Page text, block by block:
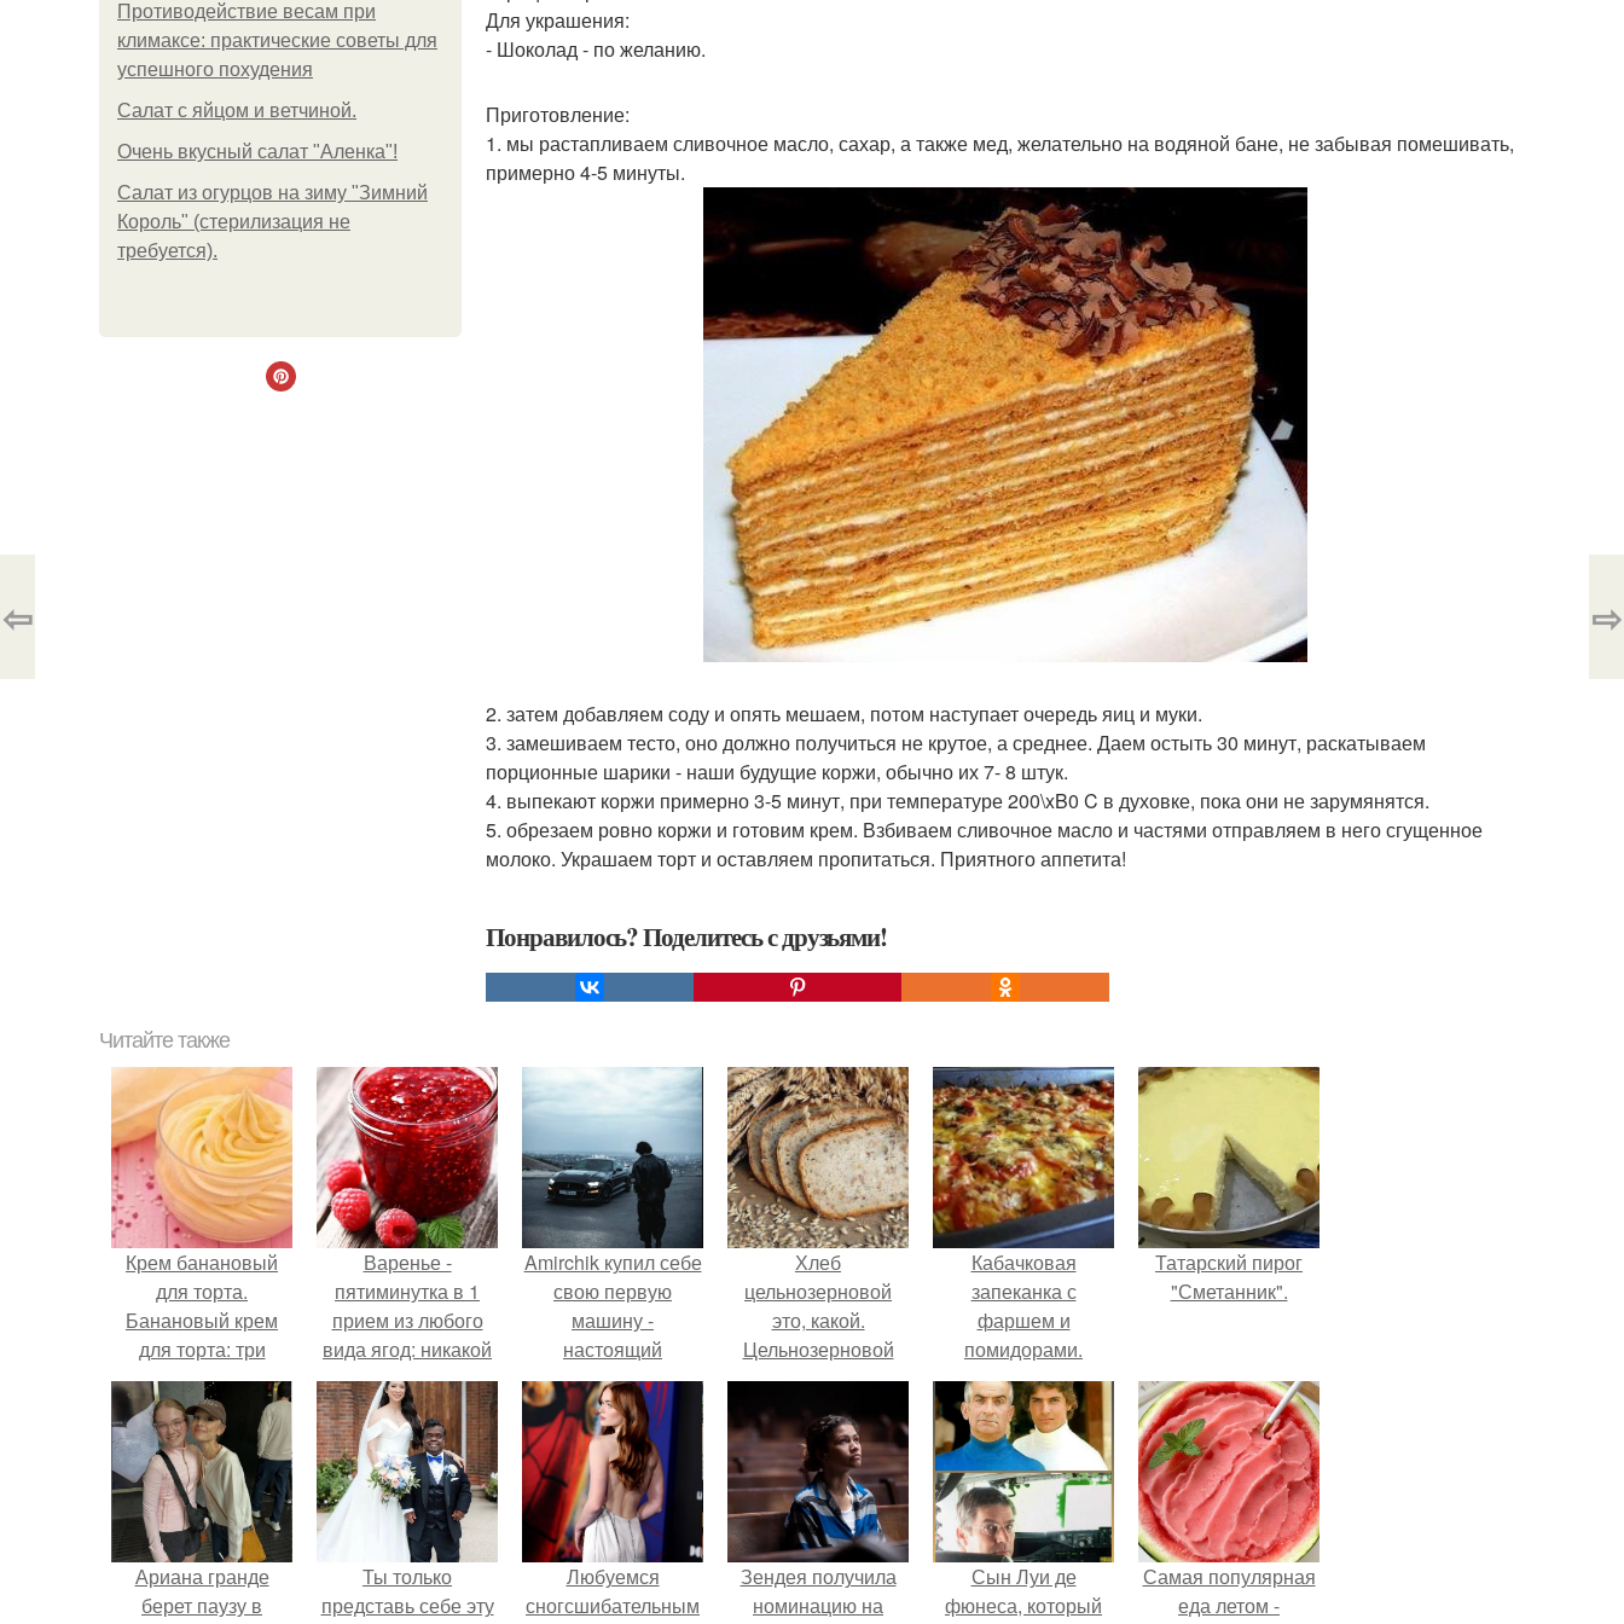
Противодействие весам при
климаксе: практические советы для
успешного похудения
Салат с яйцом и ветчиной.
Очень вкусный салат "Аленка"!
Салат из огурцов на зиму "Зимний
Король" (стерилизация не
требуется).
Для украшения:
- Шоколад - по желанию.
Приготовление:
1. мы растапливаем сливочное масло, сахар, а также мед, желательно на водяной бане, не забывая помешивать,
примерно 4-5 минуты.
2. затем добавляем соду и опять мешаем, потом наступает очередь яиц и муки.
3. замешиваем тесто, оно должно получиться не крутое, а среднее. Даем остыть 30 минут, раскатываем
порционные шарики - наши будущие коржи, обычно их 7- 8 штук.
4. выпекают коржи примерно 3-5 минут, при температуре 200\xB0 C в духовке, пока они не зарумянятся.
5. обрезаем ровно коржи и готовим крем. Взбиваем сливочное масло и частями отправляем в него сгущенное
молоко. Украшаем торт и оставляем пропитаться. Приятного аппетита!
Понравилось? Поделитесь с друзьями!
⇦ ⇨
Читайте также
Крем банановый
для торта.
Банановый крем
для торта: три
рецепта как
приготовить.
Варенье -
пятиминутка в 1
прием из любого
вида ягод: никакой
длительной варки,
все витамины на
месте!
Amirchik купил себе
свою первую
машину -
настоящий
автомобиль мечты
для многих
автолюбителей.
Хлеб
цельнозерновой
это, какой.
Цельнозерновой
хлеб. Настоящий
цельнозерновой
хлеб очень для
здоровья полезен.
Кабачковая
запеканка с
фаршем и
помидорами.
Татарский пирог
"Сметанник".
Ариана гранде
берет паузу в
Ты только
представь себе эту
Любуемся
сногсшибательным
Зендея получила
номинацию на
Сын Луи де
фюнеса, который
Самая популярная
еда летом -